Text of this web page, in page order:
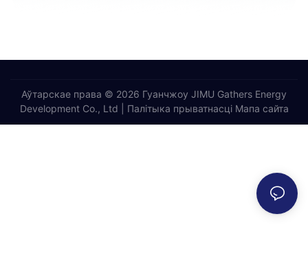
Аўтарскае права © 2026 Гуанчжоу JIMU Gathers Energy
Development Co., Ltd |
Палітыка прыватнасціМапа сайта